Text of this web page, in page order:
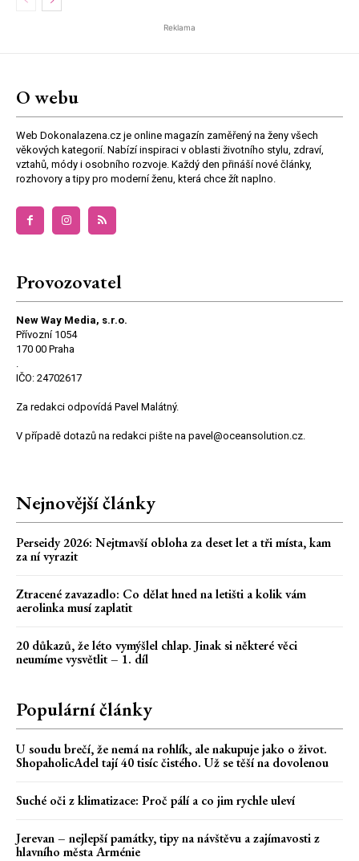
Reklama
O webu
Web Dokonalazena.cz je online magazín zaměřený na ženy všech
věkových kategorií. Nabízí inspiraci v oblasti životního stylu, zdraví,
vztahů, módy i osobního rozvoje. Každý den přináší nové články,
rozhovory a tipy pro moderní ženu, která chce žít naplno.
Provozovatel
New Way Media, s.r.o.
Přívozní 1054
170 00 Praha
.
IČO: 24702617
Za redakci odpovídá Pavel Malátný.
V případě dotazů na redakci pište na pavel@oceansolution.cz.
Nejnovější články
Perseidy 2026: Nejtmavší obloha za deset let a tři místa, kam
za ní vyrazit
Ztracené zavazadlo: Co dělat hned na letišti a kolik vám
aerolinka musí zaplatit
20 důkazů, že léto vymýšlel chlap. Jinak si některé věci
neumíme vysvětlit – 1. díl
Populární články
U soudu brečí, že nemá na rohlík, ale nakupuje jako o život.
ShopaholicAdel tají 40 tisíc čistého. Už se těší na dovolenou
Suché oči z klimatizace: Proč pálí a co jim rychle uleví
Jerevan – nejlepší památky, tipy na návštěvu a zajímavosti z
hlavního města Arménie